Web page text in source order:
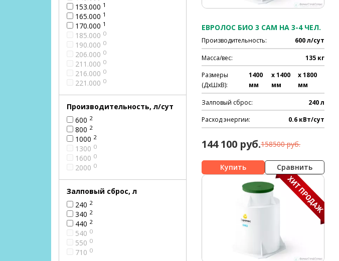
153.000 1
165.000 1
170.000 1
185.000 0
190.000 0
206.000 0
211.000 0
216.000 0
221.000 0
Производительность, л/сут
600 2
800 2
1000 2
1300 0
1600 0
2000 0
Залповый сброс, л
240 2
340 2
440 2
540 0
550 0
710 0
ЕВРОЛОС БИО 3 САМ НА 3-4 ЧЕЛ.
Производительность: 600 л/сут
Масса/вес: 135 кг
Размеры
(ДхШхВ):
1400
мм
x 1400
мм
x 1800
мм
Залповый сброс: 240 л
Расход энергии: 0.6 кВт/сут
144 100 руб.158500 руб.
Сравнить